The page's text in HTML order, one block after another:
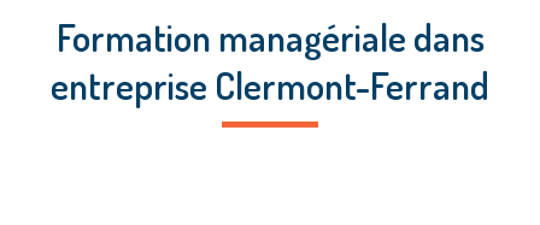
Formation managériale dans
entreprise Clermont-Ferrand